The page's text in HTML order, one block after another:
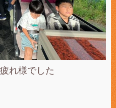
れ様でした